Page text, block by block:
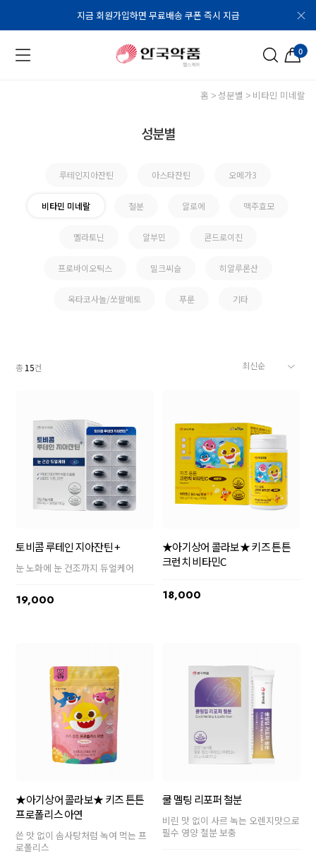
지금 회원가입하면 무료배송 쿠폰 즉시 지급
0
홈 성분별 비타민 미네랄
성분별
루테인지아잔틴 아스타잔틴 오메가3
비타민 미네랄 철분 알로에 맥주효모
멜라토닌 알부민 콘드로이친
프로바이오틱스 밀크씨슬 히알루론산
옥타코사놀/쏘팔메토 푸룬 기타
총15건
토비콤 루테인 지아잔틴 +
눈 노화에 눈 건조까지 듀얼케어
19,000
★아기상어 콜라보★ 키즈 튼튼
크런치 비타민C
18,000
★아기상어 콜라보★ 키즈 튼튼
프로폴리스 아연
쓴 맛 없이 솜사탕처럼 녹여 먹는 프
로폴리스
쿨 멜팅 리포퍼 철분
비린 맛 없이 사르 녹는 오렌지맛으로
필수 영양 철분 보충